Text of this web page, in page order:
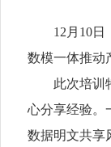
12月10日，
数模一体推动
此次培训特
心分享经验。
数据明文共享